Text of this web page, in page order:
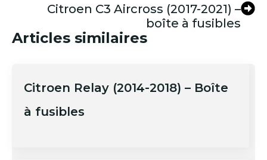
Citroen C3 Aircross (2017-2021) –
boîte à fusibles
Articles similaires
Citroen Relay (2014-2018) – Boîte
à fusibles